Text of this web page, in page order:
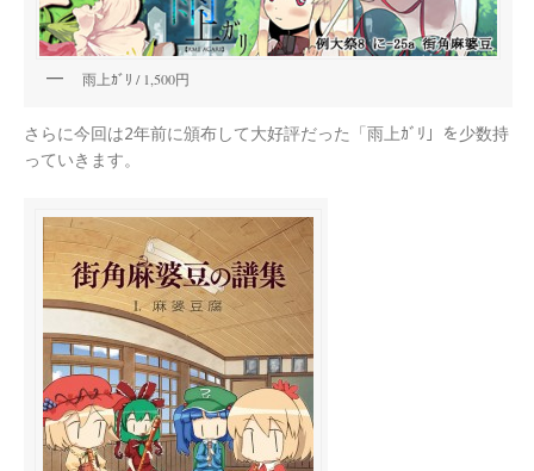
雨上ｶﾞﾘ / 1,500円
さらに今回は2年前に頒布して大好評だった「雨上ｶﾞﾘ」を少数持
っていきます。